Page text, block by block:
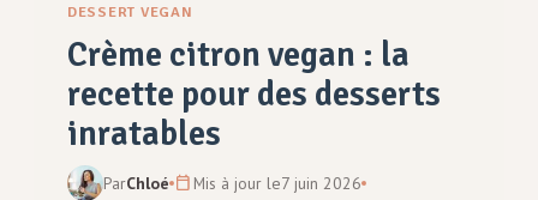
DESSERT VEGAN
Crème citron vegan : la
recette pour des desserts
inratables
ParChloé Mis à jour le7 juin 2026